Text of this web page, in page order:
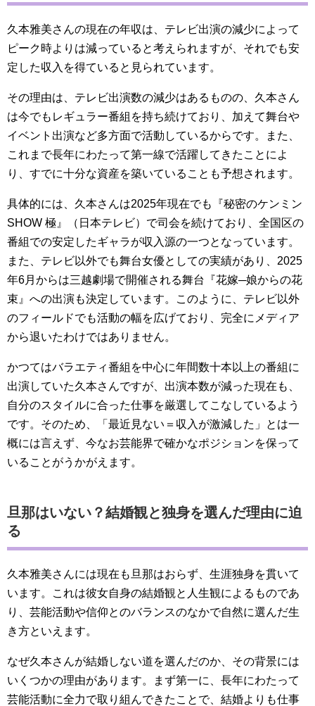
久本雅美さんの現在の年収は、テレビ出演の減少によって
ピーク時よりは減っていると考えられますが、それでも安
定した収入を得ていると見られています。
その理由は、テレビ出演数の減少はあるものの、久本さん
は今でもレギュラー番組を持ち続けており、加えて舞台や
イベント出演など多方面で活動しているからです。また、
これまで長年にわたって第一線で活躍してきたことによ
り、すでに十分な資産を築いていることも予想されます。
具体的には、久本さんは2025年現在でも『秘密のケンミン
SHOW 極』（日本テレビ）で司会を続けており、全国区の
番組での安定したギャラが収入源の一つとなっています。
また、テレビ以外でも舞台女優としての実績があり、2025
年6月からは三越劇場で開催される舞台『花嫁─娘からの花
束』への出演も決定しています。このように、テレビ以外
のフィールドでも活動の幅を広げており、完全にメディア
から退いたわけではありません。
かつてはバラエティ番組を中心に年間数十本以上の番組に
出演していた久本さんですが、出演本数が減った現在も、
自分のスタイルに合った仕事を厳選してこなしているよう
です。そのため、「最近見ない＝収入が激減した」とは一
概には言えず、今なお芸能界で確かなポジションを保って
いることがうかがえます。
旦那はいない？結婚観と独身を選んだ理由に迫
る
久本雅美さんには現在も旦那はおらず、生涯独身を貫いて
います。これは彼女自身の結婚観と人生観によるものであ
り、芸能活動や信仰とのバランスのなかで自然に選んだ生
き方といえます。
なぜ久本さんが結婚しない道を選んだのか、その背景には
いくつかの理由があります。まず第一に、長年にわたって
芸能活動に全力で取り組んできたことで、結婚よりも仕事